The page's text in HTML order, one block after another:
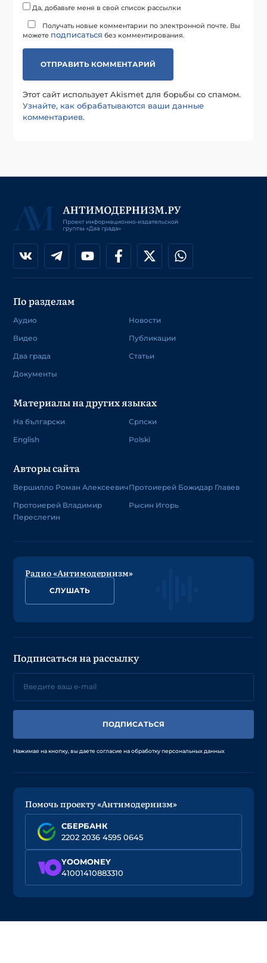
Да, добавьте меня в свой список рассылки
Получать новые комментарии по электронной почте. Вы
можете подписаться без комментирования.
Этот сайт использует Akismet для борьбы со спамом.
Узнайте, как обрабатываются ваши данные
комментариев.
По разделам
Аудио
Видео
Два града
Документы
Новости
Публикации
Статьи
Материалы на других языках
На български
English
Српски
Polski
Авторы сайта
Вершилло Роман Алексеевич
Протоиерей Владимир
Переслегин
Протоиерей Божидар Главев
Рысин Игорь
Радио «Антимодернизм»
СЛУШАТЬ
Подписаться на рассылку
ПОДПИСАТЬСЯ
Нажимая на кнопку, вы даете согласие на обработку персональных данных
Помочь проекту «Антимодернизм»
СБЕРБАНК
2202 2036 4595 0645
YOOMONEY
41001410883310